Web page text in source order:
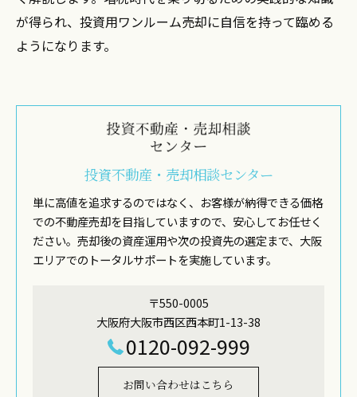
が得られ、投資用ワンルーム売却に自信を持って臨める
ようになります。
投資不動産・売却相談センター
単に高値を追求するのではなく、お客様が納得できる価格
での不動産売却を目指していますので、安心してお任せく
ださい。売却後の資産運用や次の投資先の選定まで、大阪
エリアでのトータルサポートを実施しています。
〒550-0005
大阪府大阪市西区西本町1-13-38
0120-092-999
お問い合わせはこちら